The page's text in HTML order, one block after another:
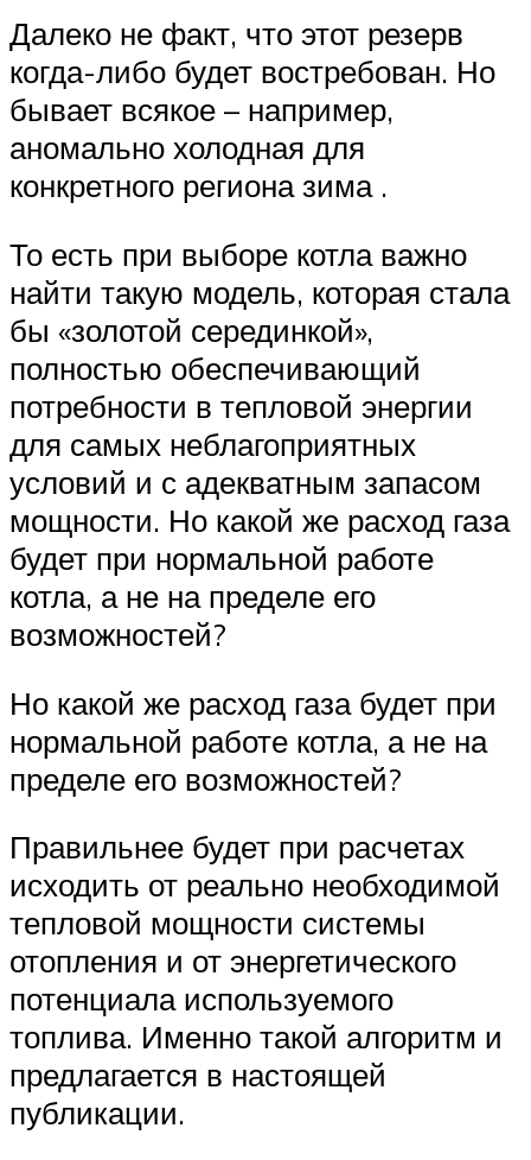
Далеко не факт, что этот резерв
когда-либо будет востребован. Но
бывает всякое – например,
аномально холодная для
конкретного региона зима .
То есть при выборе котла важно
найти такую модель, которая стала
бы «золотой серединкой»,
полностью обеспечивающий
потребности в тепловой энергии
для самых неблагоприятных
условий и с адекватным запасом
мощности. Но какой же расход газа
будет при нормальной работе
котла, а не на пределе его
возможностей?
Но какой же расход газа будет при
нормальной работе котла, а не на
пределе его возможностей?
Правильнее будет при расчетах
исходить от реально необходимой
тепловой мощности системы
отопления и от энергетического
потенциала используемого
топлива. Именно такой алгоритм и
предлагается в настоящей
публикации.